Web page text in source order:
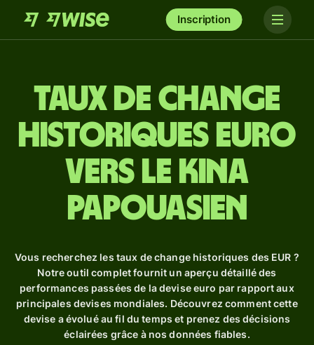
Inscription
Taux de change
historiques euro
vers le kina
papouasien
Vous recherchez les taux de change historiques des EUR ?
Notre outil complet fournit un aperçu détaillé des
performances passées de la devise euro par rapport aux
principales devises mondiales. Découvrez comment cette
devise a évolué au fil du temps et prenez des décisions
éclairées grâce à nos données fiables.